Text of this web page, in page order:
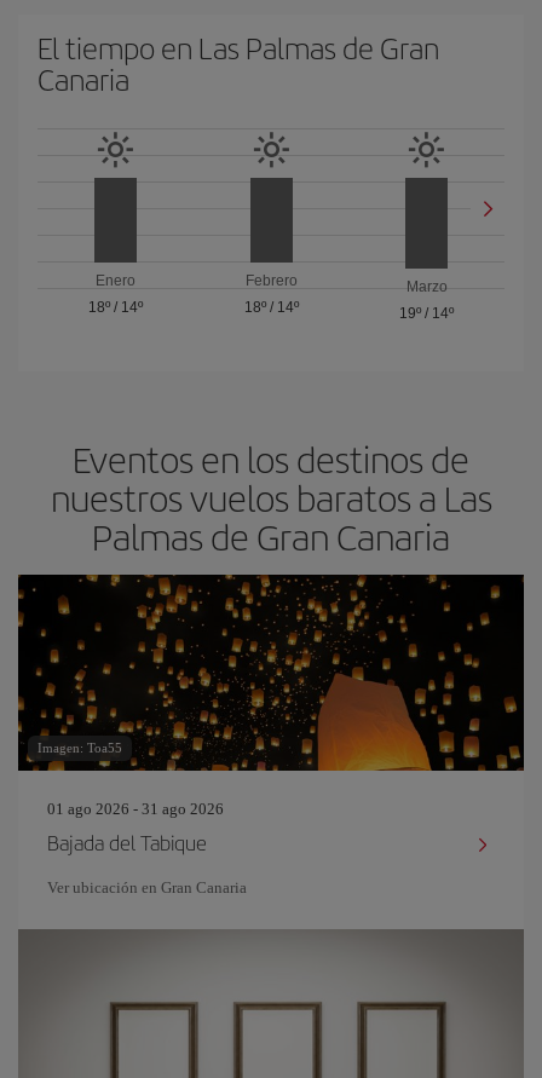
El tiempo en Las Palmas de Gran
Canaria
Enero
18º/ 14º
Febrero
18º/ 14º
Marzo
19º / 14º
Eventos en los destinos de
nuestros vuelos baratos a Las
Palmas de Gran Canaria
Imagen: Toa55
01 ago 2026 - 31 ago 2026
Bajada del Tabique
Ver ubicación en Gran Canaria